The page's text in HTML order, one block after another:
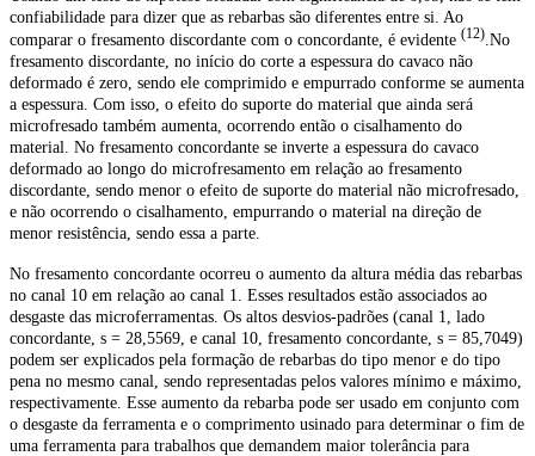
confiabilidade para dizer que as rebarbas são diferentes entre si. Ao
comparar o fresamento discordante com o concordante, é evidente (12).No
fresamento discordante, no início do corte a espessura do cavaco não
deformado é zero, sendo ele comprimido e empurrado conforme se aumenta
a espessura. Com isso, o efeito do suporte do material que ainda será
microfresado também aumenta, ocorrendo então o cisalhamento do
material. No fresamento concordante se inverte a espessura do cavaco
deformado ao longo do microfresamento em relação ao fresamento
discordante, sendo menor o efeito de suporte do material não microfresado,
e não ocorrendo o cisalhamento, empurrando o material na direção de
menor resistência, sendo essa a parte.
No fresamento concordante ocorreu o aumento da altura média das rebarbas
no canal 10 em relação ao canal 1. Esses resultados estão associados ao
desgaste das microferramentas. Os altos desvios-padrões (canal 1, lado
concordante, s = 28,5569, e canal 10, fresamento concordante, s = 85,7049)
podem ser explicados pela formação de rebarbas do tipo menor e do tipo
pena no mesmo canal, sendo representadas pelos valores mínimo e máximo,
respectivamente. Esse aumento da rebarba pode ser usado em conjunto com
o desgaste da ferramenta e o comprimento usinado para determinar o fim de
uma ferramenta para trabalhos que demandem maior tolerância para